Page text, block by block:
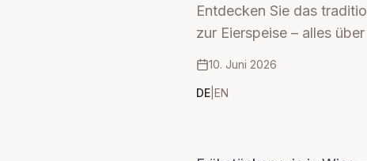
Entdecken Sie das
zur Eierspeise – alles
10. Juni 2026
DE EN